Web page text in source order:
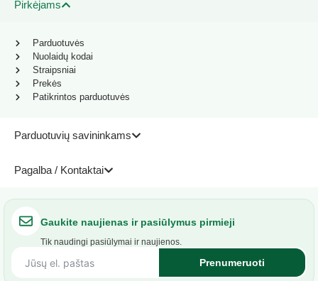
Pirkėjams
Parduotuvių savininkams
Pagalba / Kontaktai
Parduotuvės
Nuolaidų kodai
Straipsniai
Prekės
Patikrintos parduotuvės
Gaukite naujienas ir pasiūlymus pirmieji
Tik naudingi pasiūlymai ir naujienos.
Prenumeruoti